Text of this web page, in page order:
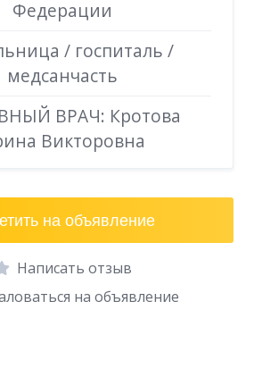
Федерации
/ госпиталь /
медсанчасть
ВРАЧ: Кротова
Викторовна
на объявление
Написать отзыв
на объявление